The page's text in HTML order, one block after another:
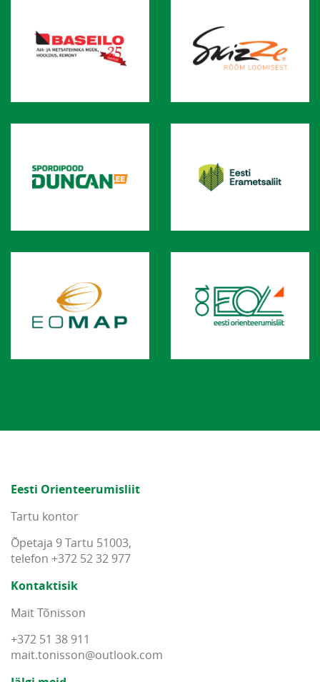
Eesti Orienteerumisliit
Tartu kontor
Õpetaja 9 Tartu 51003,
telefon +372 52 32 977
Kontaktisik
Mait Tõnisson
+372 51 38 911
mait.tonisson@outlook.com